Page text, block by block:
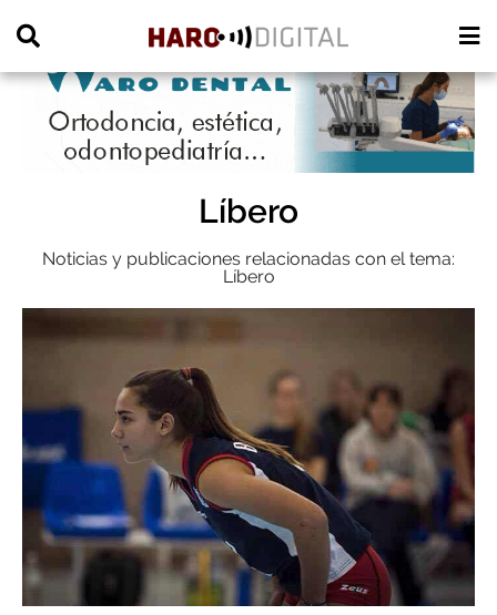
Líbero
Noticias y publicaciones relacionadas con el tema:
Líbero